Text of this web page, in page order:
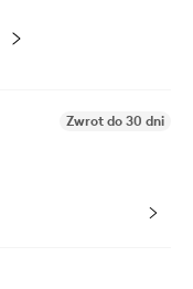
Zwrot do 30 dni